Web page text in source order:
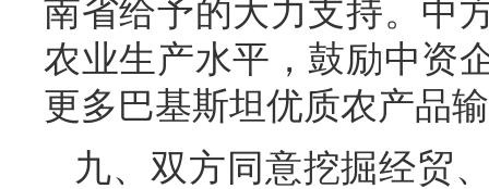
南省给予的大力支持。中
农业生产水平，鼓励中资
更多巴基斯坦优质农产品
九、双方同意挖掘经贸